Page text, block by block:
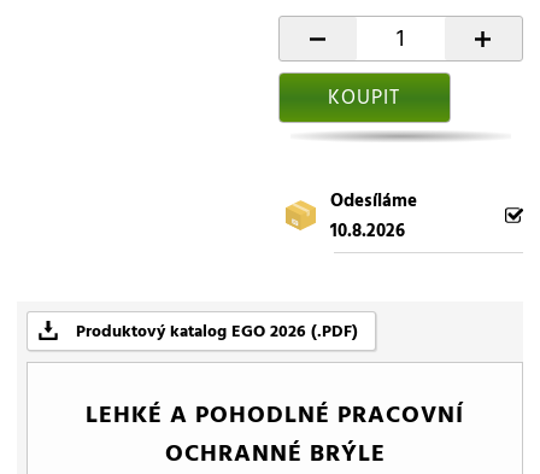
- +
KOUPIT
Odesíláme
10.8.2026
Produktový katalog EGO 2026 (.PDF)
LEHKÉ A POHODLNÉ PRACOVNÍ
OCHRANNÉ BRÝLE